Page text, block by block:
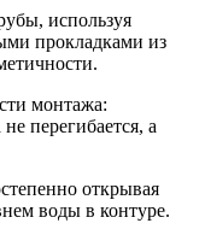
используя
прокладками из
монтажа:
перегибается, а
открывая
воды в контуре.